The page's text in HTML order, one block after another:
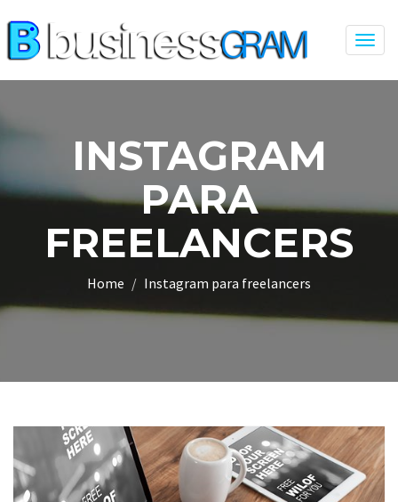
INSTAGRAM
PARA
FREELANCERS
Home Instagram para freelancers